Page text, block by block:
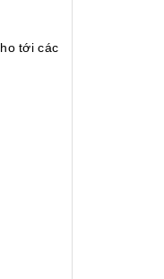
tới các